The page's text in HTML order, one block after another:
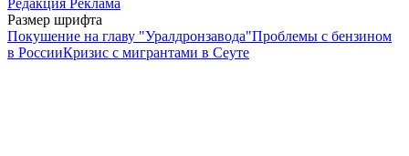
Редакция Реклама
Размер шрифта
Покушение на главу "Уралдронзавода"Проблемы с бензином
в РоссииКризис с мигрантами в Сеуте